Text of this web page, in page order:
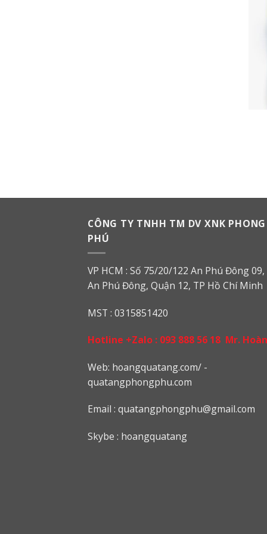
CÔNG TY TNHH TM DV XNK PHONG
PHÚ
VP HCM : Số 75/20/122 An Phú Đông 09,
An Phú Đông, Quận 12, TP Hồ Chí Minh
MST : 0315851420
Hotline +Zalo : 093 888 56 18 Mr.
Web: hoangquatang.com/ -
quatangphongphu.com
Email : quatangphongphu@gmail.com
Skybe : hoangquatang